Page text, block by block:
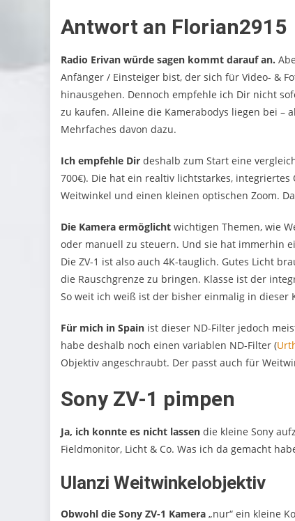
Antwort an Florian2915
Radio Erivan würde sagen kommt darauf an.
Anfänger / Einsteiger bist, der sich für Video- &
hinausgehen. Dennoch empfehle ich Dir nicht
zu kaufen. Alleine die Kamerabodys liegen bei –
Mehrfaches davon dazu.
Ich empfehle Dir deshalb zum Start eine
700€). Die hat ein realtiv lichtstarkes,
Weitwinkel und einen kleinen optischen Zoom.
Die Kamera ermöglicht wichtigen Themen, wie
oder manuell zu steuern. Und sie hat immerhin
Die ZV-1 ist also auch 4K-tauglich. Gutes Licht
die Rauschgrenze zu bringen. Klasse ist der
So weit ich weiß ist der bisher einmalig in dieser
Für mich in Spain ist dieser ND-Filter jedoch
habe deshalb noch einen variablen ND-Filter (
Objektiv angeschraubt. Der passt auch für
Sony ZV-1 pimpen
Ja, ich konnte es nicht lassen die kleine Sony
Fieldmonitor, Licht & Co. Was ich da gemacht
Ulanzi Weitwinkelobjektiv
Obwohl die Sony ZV-1 Kamera „nur“ ein kleine